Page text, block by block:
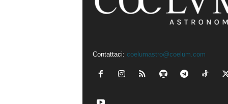
Contattaci: coelumastro@coelum.com